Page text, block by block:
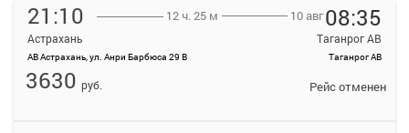
21:10
Астрахань
АВ Астрахань, ул. Анри Барбюса 29 В
12 ч. 25 м 10 авг08:35
Таганрог АВ
Таганрог АВ
3630 руб. Рейс отменен